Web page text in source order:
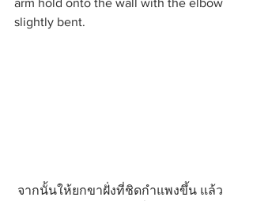
slightly bent.